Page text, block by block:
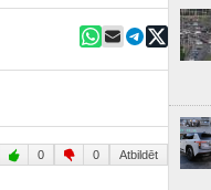
0 0 Atbildēt